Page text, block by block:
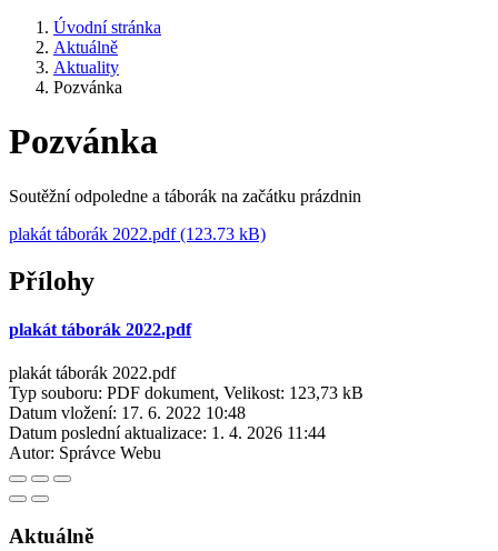
Úvodní stránka
Aktuálně
Aktuality
Pozvánka
Pozvánka
Soutěžní odpoledne a táborák na začátku prázdnin
plakát táborák 2022.pdf (123.73 kB)
Přílohy
plakát táborák 2022.pdf
plakát táborák 2022.pdf
Typ souboru: PDF dokument, Velikost: 123,73 kB
Datum vložení: 17. 6. 2022 10:48
Datum poslední aktualizace: 1. 4. 2026 11:44
Autor: Správce Webu
Aktuálně